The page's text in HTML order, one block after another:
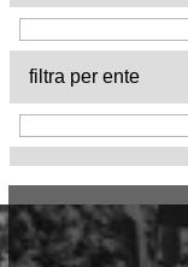
filtra per ente